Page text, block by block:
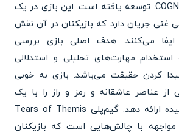
COGNOSPHERE PTE. LTD. توسعه یافته است. این بازی در یک
غنی جریان دارد که بازیکنان در آن نقش
می‌کنند. هدف اصلی بازی بررسی
استخدام مهارت‌های تحلیلی و استدلالی
کردن حقیقت می‌باشد. بازی به خوبی
از عناصر عاشقانه و رمز و راز را با یک
داستان عمیق و پیچیده ارائه دهد. گیم‌پلی Tears of Themis
با چالش‌هایی است که بازیکنان